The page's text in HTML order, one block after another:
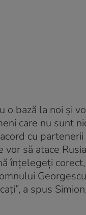
o bază la noi și
care nu sunt
cu
vor să atace
înțelegeți
a spus